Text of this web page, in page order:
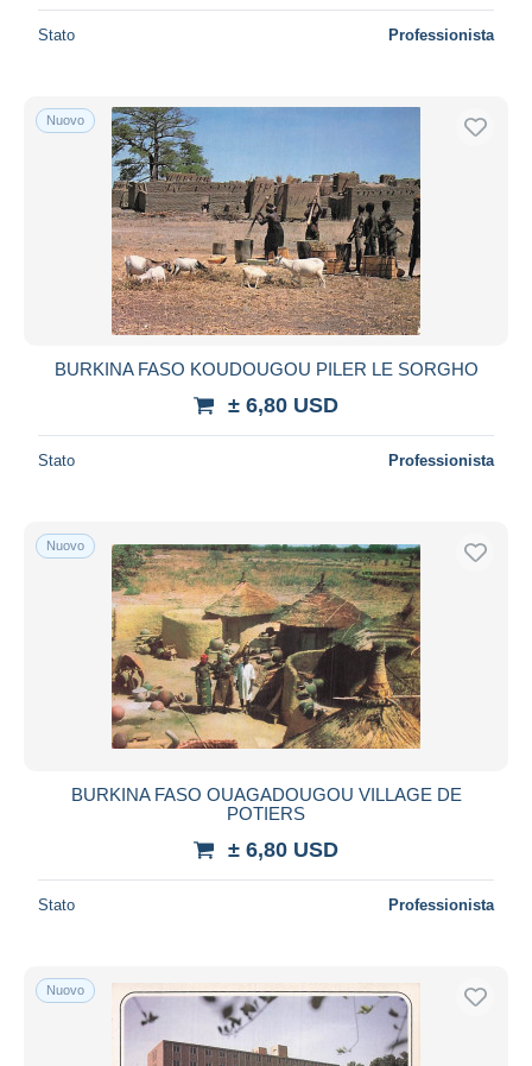
Stato Professionista
Nuovo
BURKINA FASO KOUDOUGOU PILER LE SORGHO
± 6,80 USD
Stato Professionista
Nuovo
BURKINA FASO OUAGADOUGOU VILLAGE DE
POTIERS
± 6,80 USD
Stato Professionista
Nuovo